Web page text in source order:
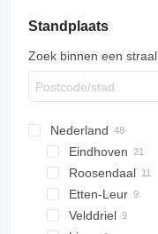
Standplaats
Zoek binnen een straal
Nederland
Eindhoven
Roosendaal
Etten-Leur
Velddriel